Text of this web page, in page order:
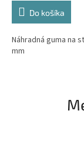
Do košíka
Náhradná guma na
mm